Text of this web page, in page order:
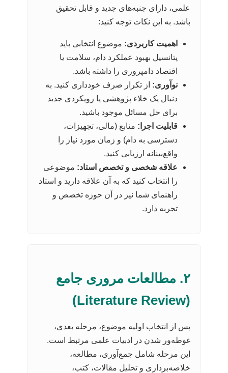
علمی، دارای جنبه‌های جدید و قابل تحقیق
باشد. به این نکات توجه کنید:
اهمیت کاربردی: موضوع انتخابی باید
پتانسیل بهبود عملکرد دام، سلامت یا
اقتصاد دامپروری را داشته باشد.
نوآوری: از تکرار صرف خودداری کنید. به
دنبال یک خلاء پژوهشی یا رویکردی جدید
برای حل مسائل موجود باشید.
قابلیت اجرا: منابع (مالی، تجهیزات،
دسترسی به دام) و زمان مورد نیاز را
واقع‌بینانه ارزیابی کنید.
علاقه شخصی و تخصص استاد: موضوعی
را انتخاب کنید که به آن علاقه دارید و استاد
راهنمای شما نیز در آن حوزه تخصص و
تجربه دارد.
۲. مطالعات مروری جامع
(Literature Review)
پس از انتخاب اولیه موضوع، مرحله بعدی،
غوطه‌ور شدن در ادبیات علمی مرتبط است.
این مرحله شامل جمع‌آوری، مطالعه،
خلاصه‌برداری و تحلیل مقالات، کتب،